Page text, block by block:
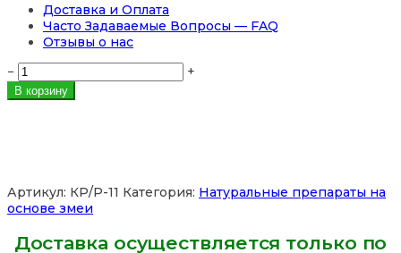
Доставка и Оплата
Часто Задаваемые Вопросы — FAQ
Отзывы о нас
− Количество
товара
Крем
и
Витамином
Sritana
+
В корзину
Артикул: КР/Р-11 Категория: Натуральные препараты на
основе змеи
Доставка осуществляется только по